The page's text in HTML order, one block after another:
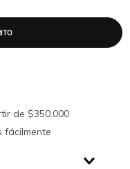
de $350.000
fácilmente